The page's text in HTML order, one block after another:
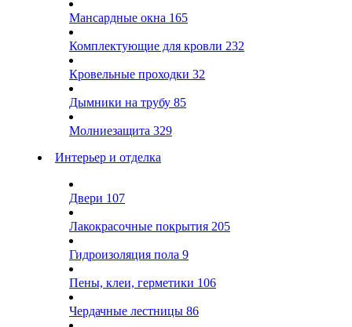
Мансардные окна 165
Комплектующие для кровли 232
Кровельные проходки 32
Дымники на трубу 85
Молниезащита 329
Интерьер и отделка
Двери 107
Лакокрасочные покрытия 205
Гидроизоляция пола 9
Пены, клеи, герметики 106
Чердачные лестницы 86